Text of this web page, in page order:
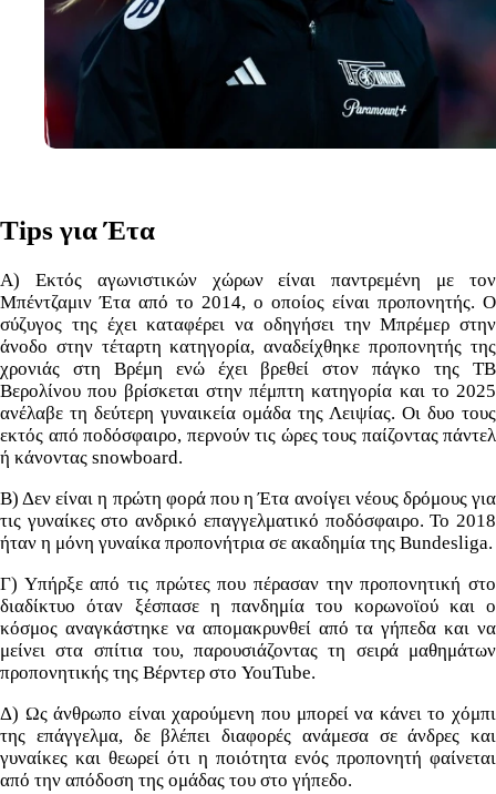
Tips για Έτα
Α) Εκτός αγωνιστικών χώρων είναι παντρεμένη με τον
Μπέντζαμιν Έτα από το 2014, ο οποίος είναι προπονητής. Ο
σύζυγος της έχει καταφέρει να οδηγήσει την Μπρέμερ στην
άνοδο στην τέταρτη κατηγορία, αναδείχθηκε προπονητής της
χρονιάς στη Βρέμη ενώ έχει βρεθεί στον πάγκο της ΤΒ
Βερολίνου που βρίσκεται στην πέμπτη κατηγορία και το 2025
ανέλαβε τη δεύτερη γυναικεία ομάδα της Λειψίας. Οι δυο τους
εκτός από ποδόσφαιρο, περνούν τις ώρες τους παίζοντας πάντελ
ή κάνοντας snowboard.
Β) Δεν είναι η πρώτη φορά που η Έτα ανοίγει νέους δρόμους για
τις γυναίκες στο ανδρικό επαγγελματικό ποδόσφαιρο. Το 2018
ήταν η μόνη γυναίκα προπονήτρια σε ακαδημία της Bundesliga.
Γ) Υπήρξε από τις πρώτες που πέρασαν την προπονητική στο
διαδίκτυο όταν ξέσπασε η πανδημία του κορωνοϊού και ο
κόσμος αναγκάστηκε να απομακρυνθεί από τα γήπεδα και να
μείνει στα σπίτια του, παρουσιάζοντας τη σειρά μαθημάτων
προπονητικής της Βέρντερ στο YouTube.
Δ) Ως άνθρωπο είναι χαρούμενη που μπορεί να κάνει το χόμπι
της επάγγελμα, δε βλέπει διαφορές ανάμεσα σε άνδρες και
γυναίκες και θεωρεί ότι η ποιότητα ενός προπονητή φαίνεται
από την απόδοση της ομάδας του στο γήπεδο.